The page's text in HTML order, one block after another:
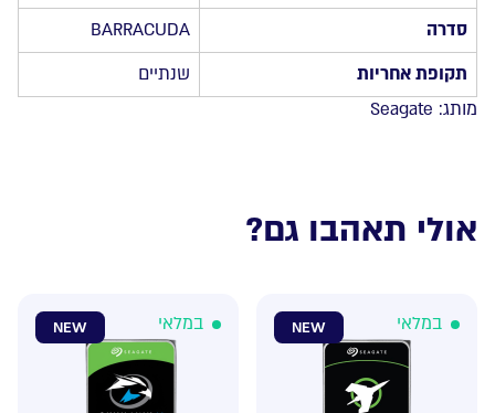
סדרה
BARRACUDA
תקופת אחריות
שנתיים
מותג: Seagate
אולי תאהבו גם?
NEW במלאי NEW במלאי